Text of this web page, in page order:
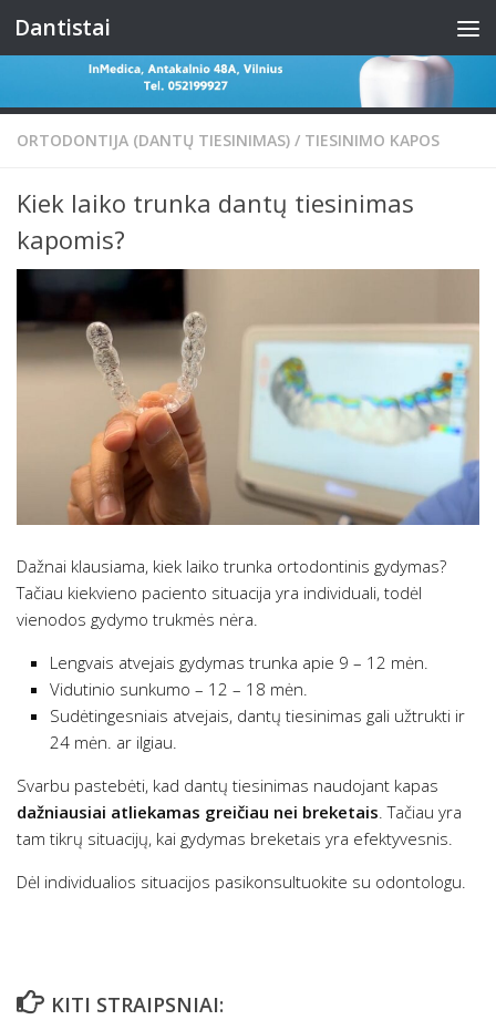
Skip to content
Dantistai
ORTODONTIJA (DANTŲ TIESINIMAS) / TIESINIMO KAPOS
Kiek laiko trunka dantų tiesinimas
kapomis?
Dažnai klausiama, kiek laiko trunka ortodontinis gydymas?
Tačiau kiekvieno paciento situacija yra individuali, todėl
vienodos gydymo trukmės nėra.
Lengvais atvejais gydymas trunka apie 9 – 12 mėn.
Vidutinio sunkumo – 12 – 18 mėn.
Sudėtingesniais atvejais, dantų tiesinimas gali užtrukti ir
24 mėn. ar ilgiau.
Svarbu pastebėti, kad dantų tiesinimas naudojant kapas
dažniausiai atliekamas greičiau nei breketais. Tačiau yra
tam tikrų situacijų, kai gydymas breketais yra efektyvesnis.
Dėl individualios situacijos pasikonsultuokite su odontologu.
KITI STRAIPSNIAI: